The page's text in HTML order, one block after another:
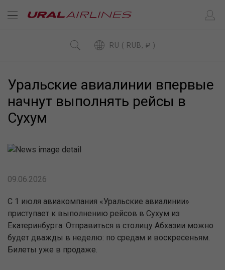
RU ( RUB, ₽ )
Уральские авиалинии впервые
начнут выполнять рейсы в
Сухум
09.06.2026
С 1 июля авиакомпания «Уральские авиалинии»
приступает к выполнению рейсов в Сухум из
Екатеринбурга. Отправиться в столицу Абхазии можно
будет дважды в неделю: по средам и воскресеньям.
Билеты уже в продаже.